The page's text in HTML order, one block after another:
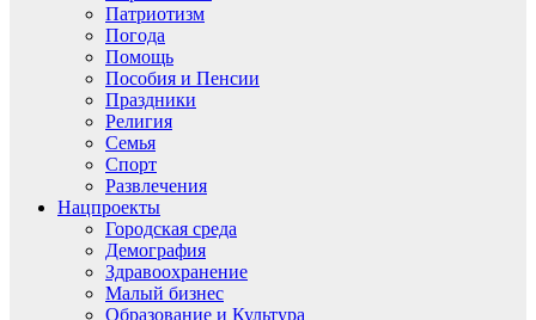
Патриотизм
Погода
Помощь
Пособия и Пенсии
Праздники
Религия
Семья
Спорт
Развлечения
Нацпроекты
Городская среда
Демография
Здравоохранение
Малый бизнес
Образование и Культура